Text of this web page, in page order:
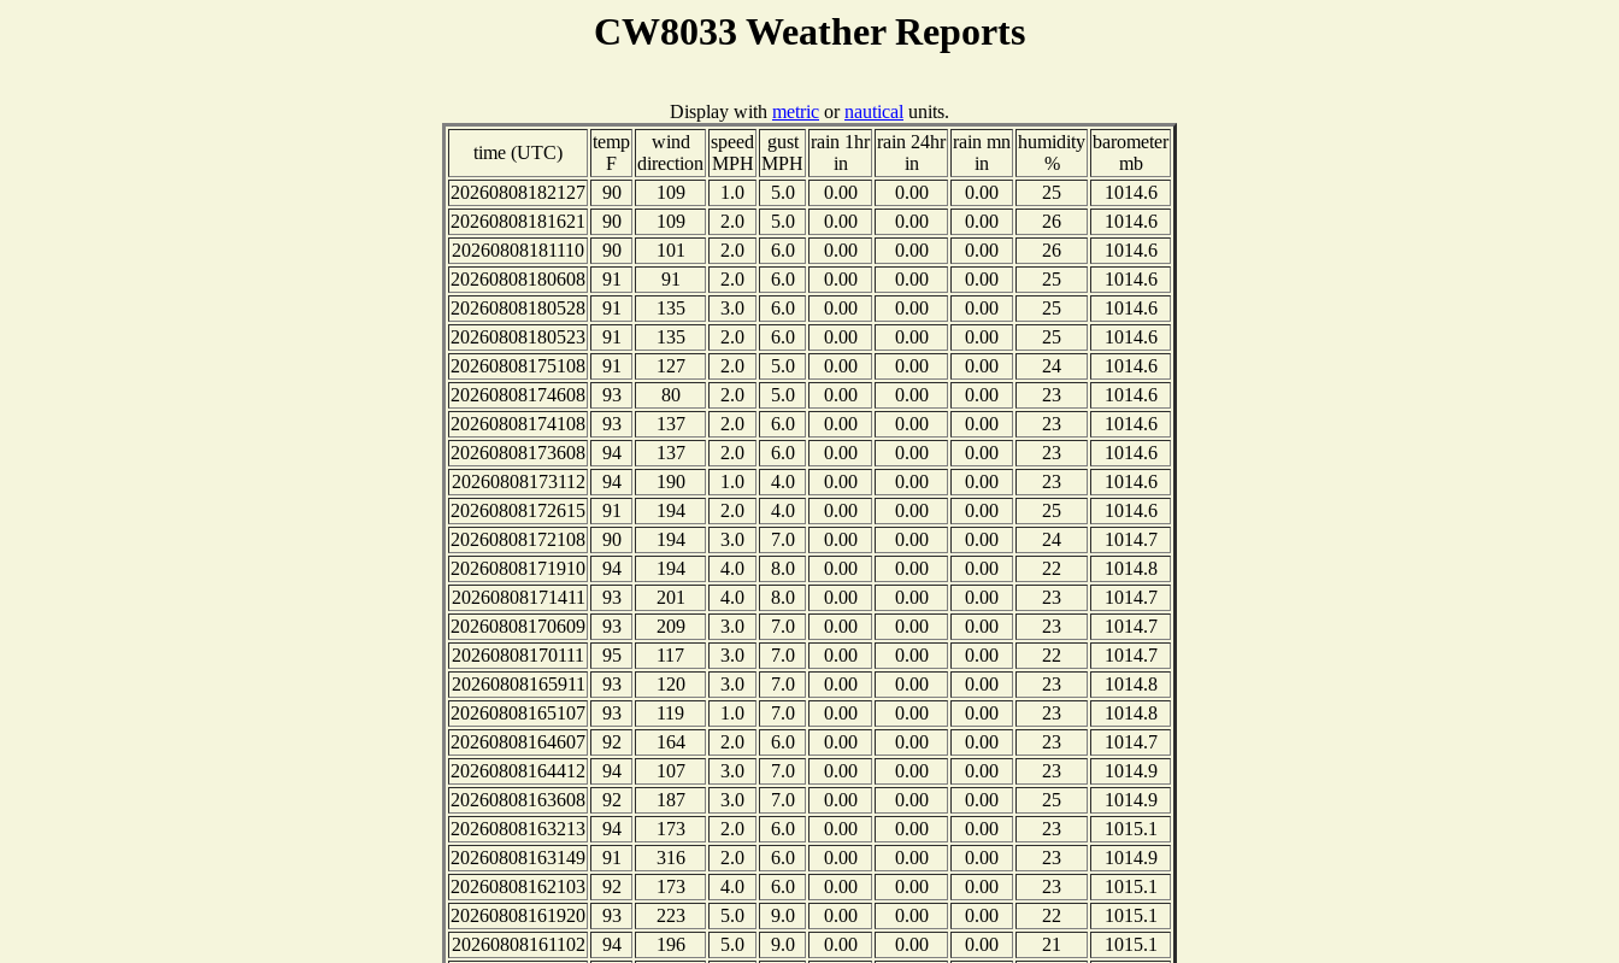
CW8033 Weather Reports
Display with metric ornautical units.
time (UTC)
temp
F
wind
direction
speed
MPH
gust
MPH
rain 1hr
in
rain 24hr
in
rain mn
in
humidity
%
barometer
mb
20260808182127
90 109 1.0 5.0 0.00 0.00 0.00 25
1014.6
20260808181621
90 109 2.0 5.0 0.00 0.00 0.00 26
1014.6
20260808181110
90 101 2.0 6.0 0.00 0.00 0.00 26
1014.6
20260808180608
91 91 2.0 6.0 0.00 0.00 0.00 25
1014.6
20260808180528
91 135 3.0 6.0 0.00 0.00 0.00 25
1014.6
20260808180523
91 135 2.0 6.0 0.00 0.00 0.00 25
1014.6
20260808175108
91 127 2.0 5.0 0.00 0.00 0.00 24
1014.6
20260808174608
93 80 2.0 5.0 0.00 0.00 0.00 23
1014.6
20260808174108
93 137 2.0 6.0 0.00 0.00 0.00 23
1014.6
20260808173608
94 137 2.0 6.0 0.00 0.00 0.00 23
1014.6
20260808173112
94 190 1.0 4.0 0.00 0.00 0.00 23
1014.6
20260808172615
91 194 2.0 4.0 0.00 0.00 0.00 25
1014.6
20260808172108
90 194 3.0 7.0 0.00 0.00 0.00 24
1014.7
20260808171910
94 194 4.0 8.0 0.00 0.00 0.00 22
1014.8
20260808171411
93 201 4.0 8.0 0.00 0.00 0.00 23
1014.7
20260808170609
93 209 3.0 7.0 0.00 0.00 0.00 23
1014.7
20260808170111
95 117 3.0 7.0 0.00 0.00 0.00 22
1014.7
20260808165911
93 120 3.0 7.0 0.00 0.00 0.00 23
1014.8
20260808165107
93 119 1.0 7.0 0.00 0.00 0.00 23
1014.8
20260808164607
92 164 2.0 6.0 0.00 0.00 0.00 23
1014.7
20260808164412
94 107 3.0 7.0 0.00 0.00 0.00 23
1014.9
20260808163608
92 187 3.0 7.0 0.00 0.00 0.00 25
1014.9
20260808163213
94 173 2.0 6.0 0.00 0.00 0.00 23
1015.1
20260808163149
91 316 2.0 6.0 0.00 0.00 0.00 23
1014.9
20260808162103
92 173 4.0 6.0 0.00 0.00 0.00 23
1015.1
20260808161920
93 223 5.0 9.0 0.00 0.00 0.00 22
1015.1
20260808161102
94 196 5.0 9.0 0.00 0.00 0.00 21
1015.1